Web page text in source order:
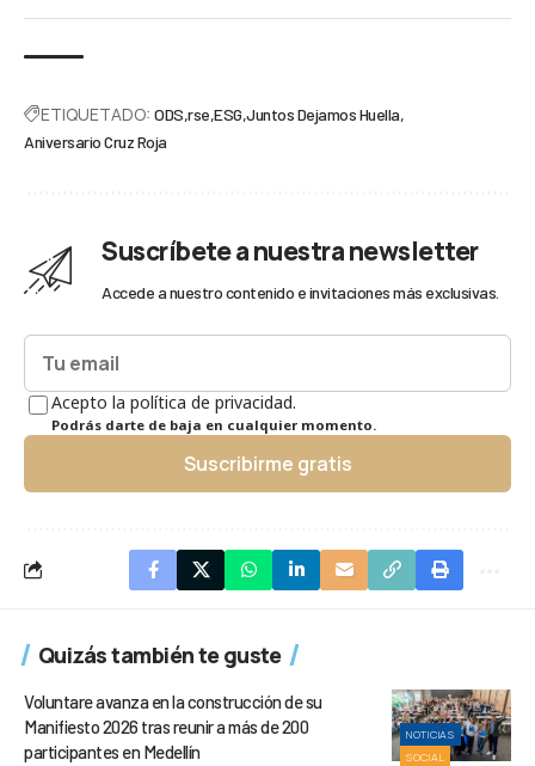
ETIQUETADO: ODS rse ESG Juntos Dejamos Huella
Aniversario Cruz Roja
Suscríbete a nuestra newsletter
Accede a nuestro contenido e invitaciones más exclusivas.
Acepto la política de privacidad.
Podrás darte de baja en cualquier momento.
Suscribirme gratis
Quizás también te guste
NOTICIAS
SOCIAL
Voluntare avanza en la construcción de su
Manifiesto 2026 tras reunir a más de 200
participantes en Medellín